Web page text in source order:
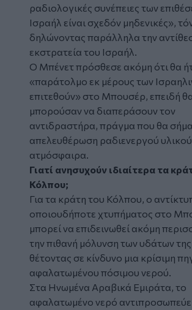
ραδιολογικές συνέπειες των
Ισραήλ είναι σχεδόν μηδενικές»,
δηλώνοντας παράλληλα την
εκστρατεία του Ισραήλ.
Ο Μπένετ πρόσθεσε ακόμη ότι θα
«παράτολμο εκ μέρους των
επιτεθούν» στο Μπουσέρ, επειδή
μπορούσαν να διαπεράσουν τον
αντιδραστήρα, πράγμα που θα
απελευθέρωση ραδιενεργού
ατμόσφαιρα.
Γιατί ανησυχούν ιδιαίτερα τα
Κόλπου;
Για τα κράτη του Κόλπου, ο
οποιουδήποτε χτυπήματος στο
μπορεί να επιδεινωθεί ακόμη
την πιθανή μόλυνση των υδάτων
θέτοντας σε κίνδυνο μια κρίσιμη
αφαλατωμένου πόσιμου νερού.
Στα Ηνωμένα Αραβικά Εμιράτα, το
αφαλατωμένο νερό